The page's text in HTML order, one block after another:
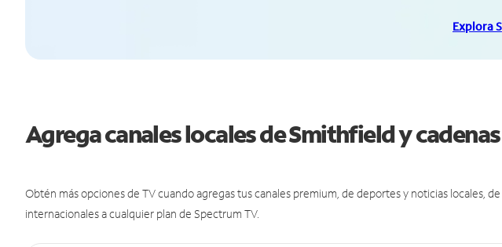
Explora
Agrega canales locales de Smithfield y
Obtén más opciones de TV cuando agregas tus canales premium, de deportes y noticias locales,
internacionales a cualquier plan de Spectrum TV.